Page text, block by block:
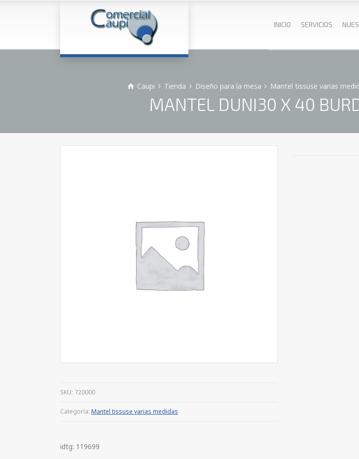
INICIO SERVICIOS
Caupi Tienda Diseño para la mesa Mantel tissuse varias
MANTEL DUNI30 X 40
SKU: 720000
Categoría: Mantel tissuse varias medidas
idtg: 119699